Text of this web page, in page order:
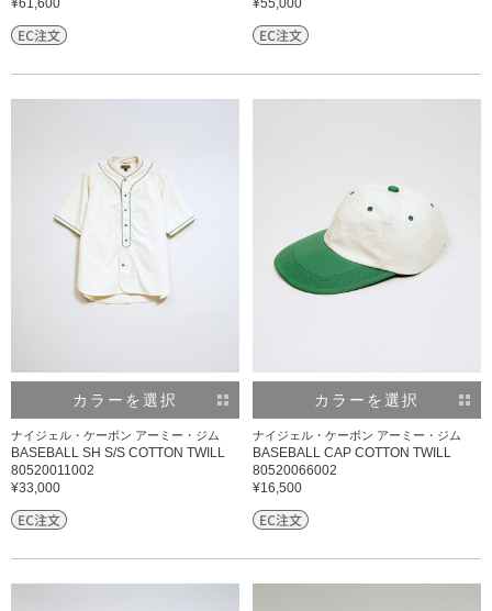
¥61,600 ¥55,000
カラーを選択
ナイジェル・ケーボン アーミー・ジム
BASEBALL SH S/S COTTON TWILL
80520011002
¥33,000
カラーを選択
ナイジェル・ケーボン アーミー・ジム
BASEBALL CAP COTTON TWILL
80520066002
¥16,500